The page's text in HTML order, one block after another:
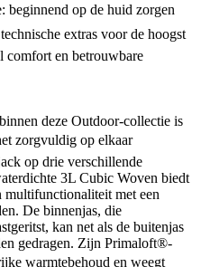
beginnend op de huid zorgen
extras voor de hoogst
comfort en betrouwbare
deze Outdoor-collectie is
zorgvuldig op elkaar
op drie verschillende
3L Cubic Woven biedt
multifunctionaliteit met een
De binnenjas, die
kan net als de buitenjas
gedragen. Zijn Primaloft®-
warmtebehoud en weegt